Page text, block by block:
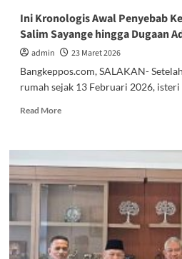
Lembaga
Ini Kronologis Awal Penyebab
Salim Sayange hingga Dugaan
admin
23 Maret 2026
Bangkeppos.com, SALAKAN-
rumah sejak 13 Februari 2026, isteri
Read MoreRead
Ini
Awal
Penyebab
Rumah
Tangga
Salim